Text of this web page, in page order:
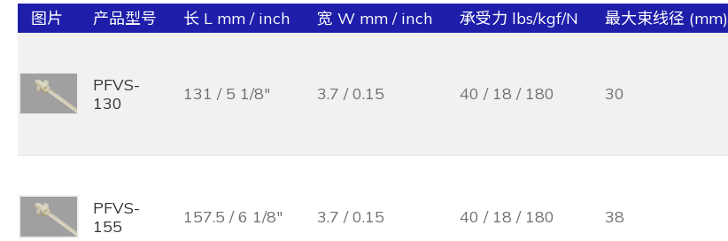
图片 产品型号 长 L mm / inch 宽 W mm / inch 承受力 lbs/kgf/N 最大束线径 (mm)
PFVS-
130
131 / 5 1/8" 3.7 / 0.15 40 / 18 / 180 30
PFVS-
155
157.5 / 6 1/8" 3.7 / 0.15 40 / 18 / 180 38